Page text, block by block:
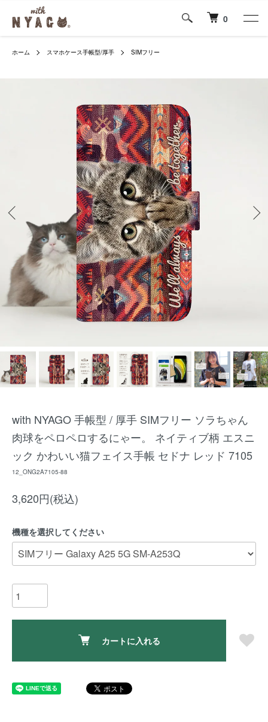
0
ホーム スマホケース手帳型/厚手 SIMフリー
with NYAGO 手帳型 / 厚手 SIMフリー ソラちゃん
肉球をペロペロするにゃー。 ネイティブ柄 エスニ
ック かわいい猫フェイス手帳 セドナ レッド 7105
12_ONG2A7105-88
3,620円(税込)
機種を選択してください
カートに入れる